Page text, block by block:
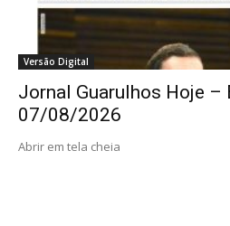
Versão Digital
Jornal Guarulhos Hoje –
07/08/2026
Abrir em tela cheia